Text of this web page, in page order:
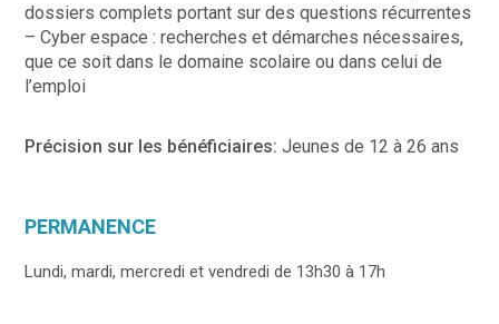
dossiers complets portant sur des questions récurrentes
– Cyber espace : recherches et démarches nécessaires,
que ce soit dans le domaine scolaire ou dans celui de
l’emploi
Précision sur les bénéficiaires:Jeunes de 12 à 26 ans
PERMANENCE
Lundi, mardi, mercredi et vendredi de 13h30 à 17h